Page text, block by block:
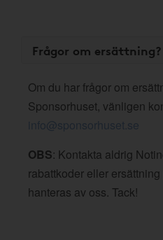
Frågor om ersättning?
Om du har frågor om
Sponsorhuset, vänligen
info@sponsorhuset.se
OBS: Kontakta aldrig
rabattkoder eller
hanteras av oss. Tack!